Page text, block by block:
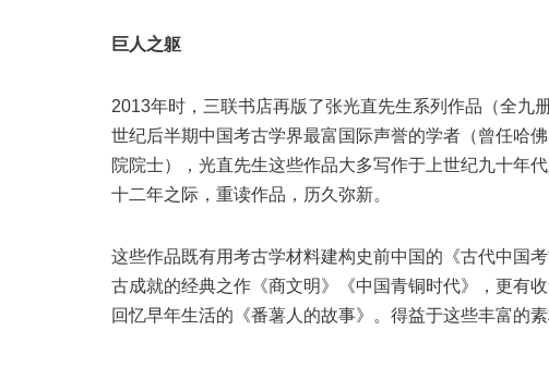
巨人之躯
2013年时，三联书店再版了张光直先生系列作品（全九
世纪后半期中国考古学界最富国际声誉的学者（曾任哈
院院士），光直先生这些作品大多写作于上世纪九十年
十二年之际，重读作品，历久弥新。
这些作品既有用考古学材料建构史前中国的《古代中国
古成就的经典之作《商文明》《中国青铜时代》，更有
回忆早年生活的《番薯人的故事》。得益于这些丰富的